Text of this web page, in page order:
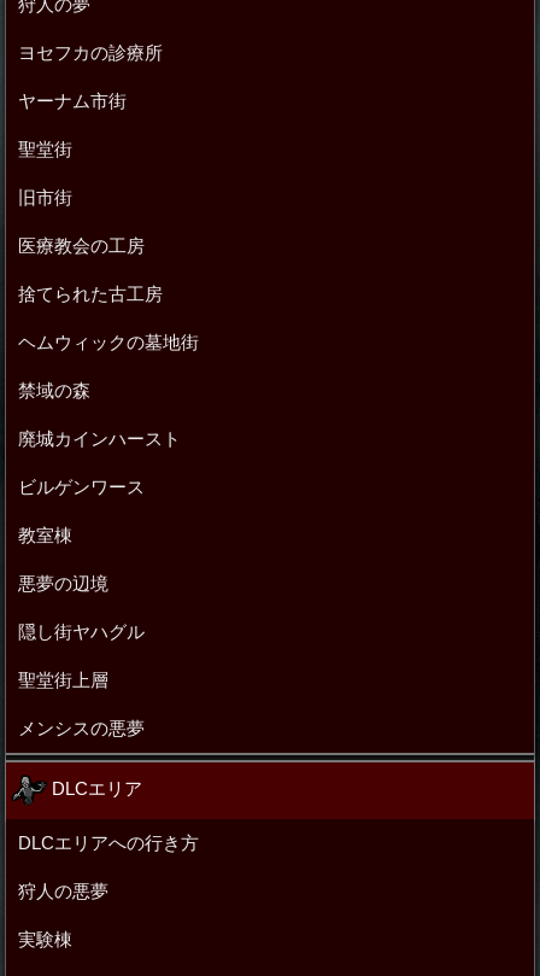
狩人の夢
ヨセフカの診療所
ヤーナム市街
聖堂街
旧市街
医療教会の工房
捨てられた古工房
ヘムウィックの墓地街
禁域の森
廃城カインハースト
ビルゲンワース
教室棟
悪夢の辺境
隠し街ヤハグル
聖堂街上層
メンシスの悪夢
DLCエリア
DLCエリアへの行き方
狩人の悪夢
実験棟